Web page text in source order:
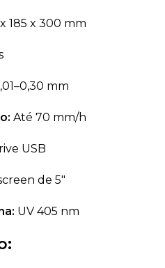
185 x 300 mm
mm
Até 70 mm/h
USB
de 5″
UV 405 nm